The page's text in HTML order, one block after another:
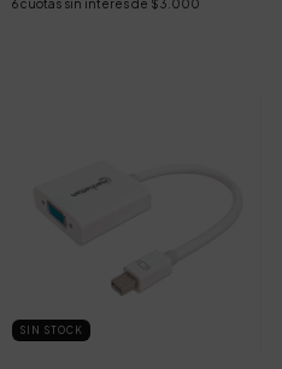
6cuotas sin interés de $3.000
SIN STOCK